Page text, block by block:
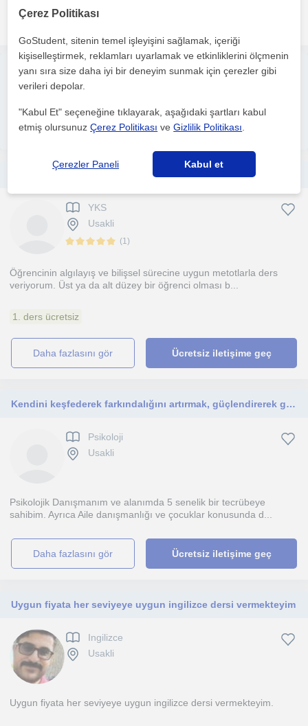
daha fazlasını gör
Ücretsiz ilan ver
Ücretsiz bir ilan ver ve öğretmenlerin seninle iletişime geçmesini
İlanını yayınla
YKS
Usakli
(1)
Öğrencinin algılayış ve bilişsel sürecine uygun metotlarla ders
veriyorum. Üst ya da alt düzey bir öğrenci olması b...
1. ders ücretsiz
daha fazlasını gör Ücretsiz iletişime geç
Kendini keşfederek farkındalığını artırmak, güçlendirerek geliştirmeye var mısın
Psikoloji
Usakli
Psikolojik Danışmanım ve alanımda 5 senelik bir tecrübeye
sahibim. Ayrıca Aile danışmanlığı ve çocuklar konusunda d...
daha fazlasını gör Ücretsiz iletişime geç
Uygun fiyata her seviyeye uygun ingilizce dersi vermekteyim
Ingilizce
Usakli
Uygun fiyata her seviyeye uygun ingilizce dersi vermekteyim.
Çerez Politikası
GoStudent, sitenin temel işleyişini sağlamak, içeriği
kişiselleştirmek, reklamları uyarlamak ve etkinliklerini ölçmenin
yanı sıra size daha iyi bir deneyim sunmak için çerezler gibi
verileri depolar.
"Kabul Et" seçeneğine tıklayarak, aşağıdaki şartları kabul
etmiş olursunuzÇerez Politikası veGizlilik Politikası
Çerezler Paneli Kabul et